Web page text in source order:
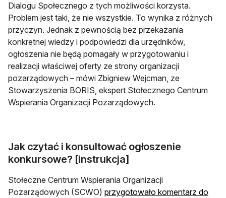
Dialogu Społecznego z tych możliwości korzysta.
Problem jest taki, że nie wszystkie. To wynika z różnych
przyczyn. Jednak z pewnością bez przekazania
konkretnej wiedzy i podpowiedzi dla urzędników,
ogłoszenia nie będą pomagały w przygotowaniu i
realizacji właściwej oferty ze strony organizacji
pozarządowych – mówi Zbigniew Wejcman, ze
Stowarzyszenia BORIS, ekspert Stołecznego Centrum
Wspierania Organizacji Pozarządowych.
Jak czytać i konsultować ogłoszenie
konkursowe? [instrukcja]
Stołeczne Centrum Wspierania Organizacji
Pozarządowych (SCWO) przygotowało komentarz do